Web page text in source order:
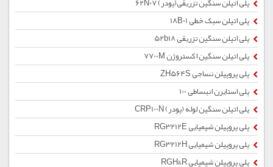
پلی اتیلن سبک خطی 18B01
پلی اتیلن سنگین تزریقی 52b18
پلی اتیلن سنگین اکستروژن 7700M
پلی پروپیلن نساجی ZH564S
پلی استایرن انبساطی 100
پلی اتیلن سنگین لوله (پودر) CRP100N
پلی پروپیلن شیمیایی RG3212E
پلی پروپیلن شیمیایی RG3212H
پلی پروپیلن شیمیایی RGH&R